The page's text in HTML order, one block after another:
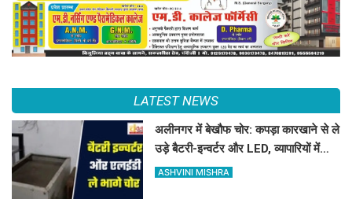
LATEST NEWS
अलीनगर में बेखौफ चोर: कपड़ा कारखाने से ले
उड़े बैटरी-इन्वर्टर और LED, व्यापारियों में
फैला भारी गुस्सा
ASHVINI MISHRA